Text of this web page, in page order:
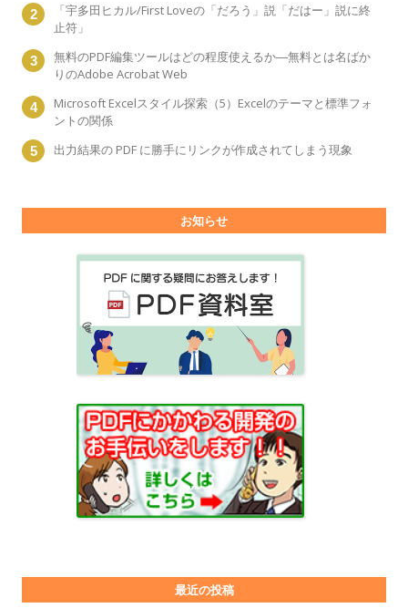
「宇多田ヒカル/First Loveの「だろう」説「だはー」説に終
止符」
無料のPDF編集ツールはどの程度使えるか―無料とは名ばか
りのAdobe Acrobat Web
Microsoft Excelスタイル探索（5）Excelのテーマと標準フォ
ントの関係
出力結果の PDF に勝手にリンクが作成されてしまう現象
お知らせ
最近の投稿